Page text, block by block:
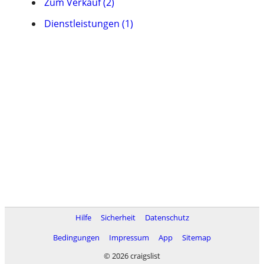
Dienstleistungen (1)
Hilfe Sicherheit
Datenschutz
Bedingungen
Impressum App
Sitemap
© 2026 craigslist